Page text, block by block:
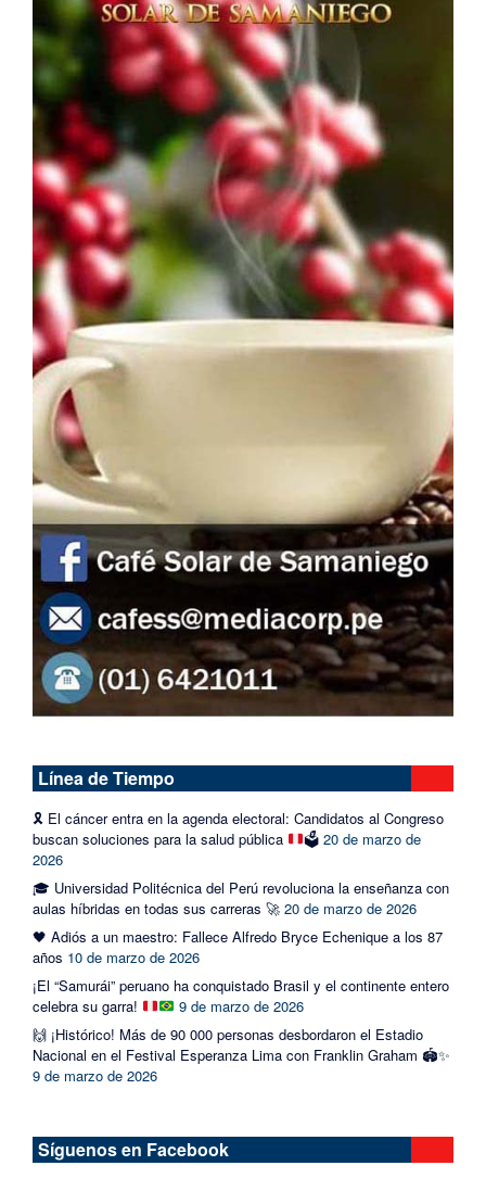
Línea de Tiempo
🎗️ El cáncer entra en la agenda electoral: Candidatos al Congreso
buscan soluciones para la salud pública
🗳️ 20 de marzo de
2026
🎓 Universidad Politécnica del Perú revoluciona la enseñanza con
aulas híbridas en todas sus carreras 🚀 20 de marzo de 2026
🖤 Adiós a un maestro: Fallece Alfredo Bryce Echenique a los 87
años 10 de marzo de 2026
¡El “Samurái” peruano ha conquistado Brasil y el continente entero
celebra su garra!
9 de marzo de 2026
🙌 ¡Histórico! Más de 90 000 personas desbordaron el Estadio
Nacional en el Festival Esperanza Lima con Franklin Graham 🏟️✨
9 de marzo de 2026
Síguenos en Facebook